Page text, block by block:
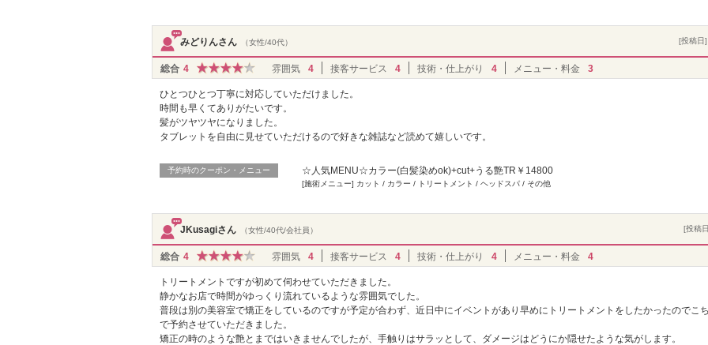
みどりんさん （女性/40代） [投稿日
総合 4 雰囲気 4 接客サービス 4 技術・仕上がり 4 メニュー・料金 3
ひとつひとつ丁寧に対応していただけました。
時間も早くてありがたいです。
髪がツヤツヤになりました。
タブレットを自由に見せていただけるので好きな雑誌など読めて嬉しいです。
予約時のクーポン・メニュー ☆人気MENU☆カラー(白髪染めok)+cut+うる艶TR￥14800
[施術メニュー] カット / カラー / トリートメント / ヘッドスパ / その他
JKusagiさん （女性/40代/会社員） [投稿
総合 4 雰囲気 4 接客サービス 4 技術・仕上がり 4 メニュー・料金 4
トリートメントですが初めて伺わせていただきました。
静かなお店で時間がゆっくり流れているような雰囲気でした。
普段は別の美容室で矯正をしているのですが予定が合わず、近日中にイベントがあり早めにトリートメントをしたかったのでこ
で予約させていただきました。
矯正の時のような艶とまではいきませんでしたが、手触りはサラッとして、ダメージはどうにか隠せたような気がします。